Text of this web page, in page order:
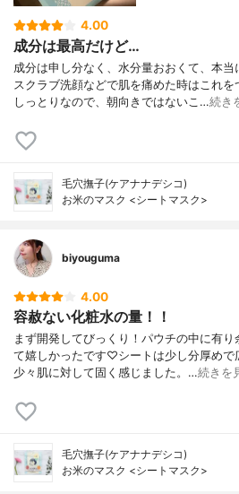
4.00
成分は最高だけど…
成分は申し分なく、水分量おおくて、本当
スクラブ洗顔などで肌を痛めた時はこれ
しっとりなので、朝向きではないこ…続き
毛穴撫子(ケアナナデシコ)
お米のマスク <シートマスク>
biyouguma
4.00
容赦ない化粧水の量！！
まず開発してびっくり！パウチの中に有
て嬉しかったです♡シートは少し分厚めで
少々肌に対して固く感じました。…続きを
毛穴撫子(ケアナナデシコ)
お米のマスク <シートマスク>